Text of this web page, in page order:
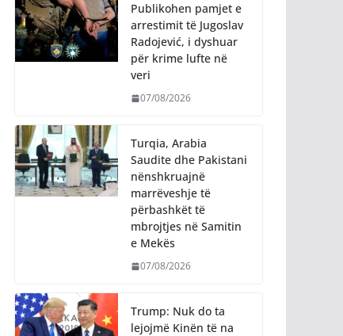
Publikohen pamjet e
arrestimit të Jugoslav
Radojević, i dyshuar
për krime lufte në
veri
07/08/2026
Turqia, Arabia
Saudite dhe Pakistani
nënshkruajnë
marrëveshje të
përbashkët të
mbrojtjes në Samitin
e Mekës
07/08/2026
Trump: Nuk do ta
lejojmë Kinën të na